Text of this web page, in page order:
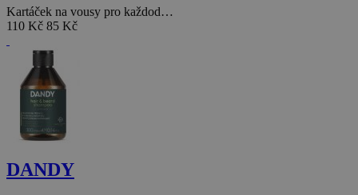
Kartáček na vousy pro každod…
110 Kč 85 Kč
DANDY